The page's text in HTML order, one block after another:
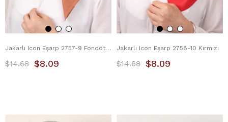
Jakarlı Icon Eşarp 2757-9 Fondöten
$8.09
$14.68
Jakarlı Icon Eşarp 2758-10 Kırmızı
$8.09
$14.68